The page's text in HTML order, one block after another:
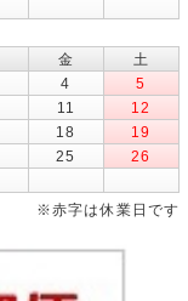
金
土
4
5
11
12
18
19
25
26
※赤字は休業日です